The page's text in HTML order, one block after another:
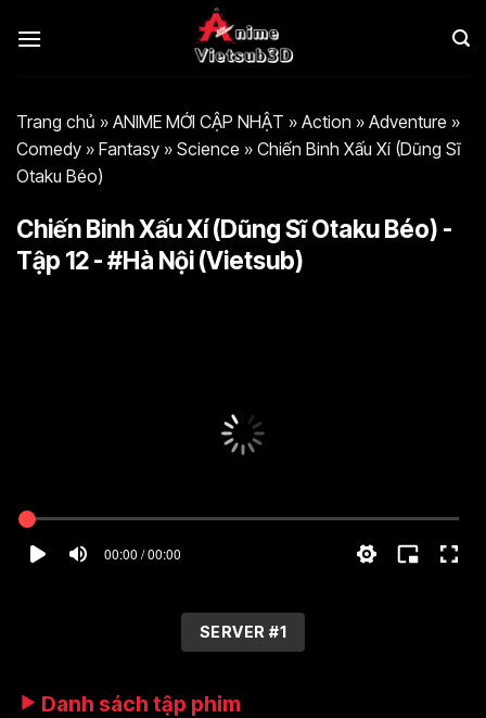
qua
Trang chủ » ANIME MỚI CẬP NHẬT » Action » Adventure »
Comedy » Fantasy » Science » Chiến Binh Xấu Xí (Dũng Sĩ
Otaku Béo)
Chiến Binh Xấu Xí (Dũng Sĩ Otaku Béo) -
Tập 12 - #Hà Nội (Vietsub)
00:00 / 00:00
SERVER #1
Danh sách tập phim